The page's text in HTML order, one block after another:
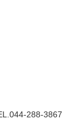
288-3867